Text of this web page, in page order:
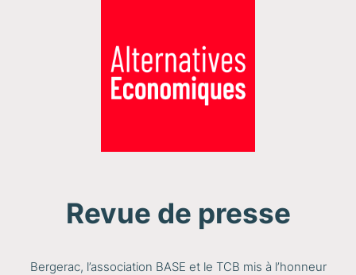
Revue de presse
Bergerac, l’association BASE et le TCB mis à l’honneur